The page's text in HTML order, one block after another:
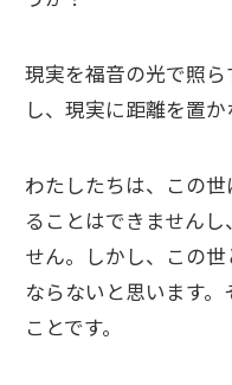
現実を福音の光で照
し、現実に距離を置か
わたしたちは、この
ることはできません
せん。しかし、この
ならないと思います
ことです。